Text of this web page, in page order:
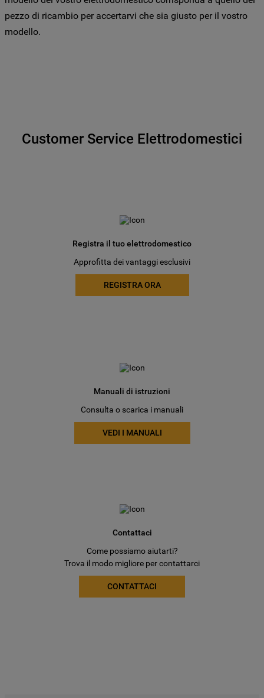
pezzo di ricambio per accertarvi che sia giusto per il vostro
modello.
Customer Service Elettrodomestici
Registra il tuo elettrodomestico
Approfitta dei vantaggi esclusivi
REGISTRA ORA
Manuali di istruzioni
Consulta o scarica i manuali
VEDI I MANUALI
Contattaci
Come possiamo aiutarti?
Trova il modo migliore per contattarci
CONTATTACI
specifico le tue preferenze.